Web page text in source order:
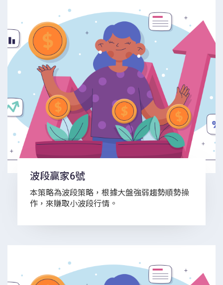
波段贏家6號
本策略為波段策略，根據大盤強弱趨勢順勢操
作，來賺取小波段行情。